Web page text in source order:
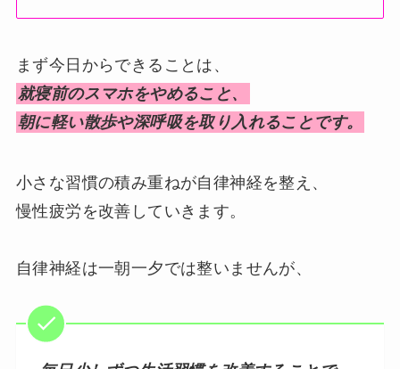
まず今日からできることは、
就寝前のスマホをやめること、
朝に軽い散歩や深呼吸を取り入れることです。
小さな習慣の積み重ねが自律神経を整え、
慢性疲労を改善していきます。
自律神経は一朝一夕では整いませんが、